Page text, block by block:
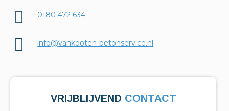
0180 472 634
info@vankooten-betonservice.nl
VRIJBLIJVEND CONTACT